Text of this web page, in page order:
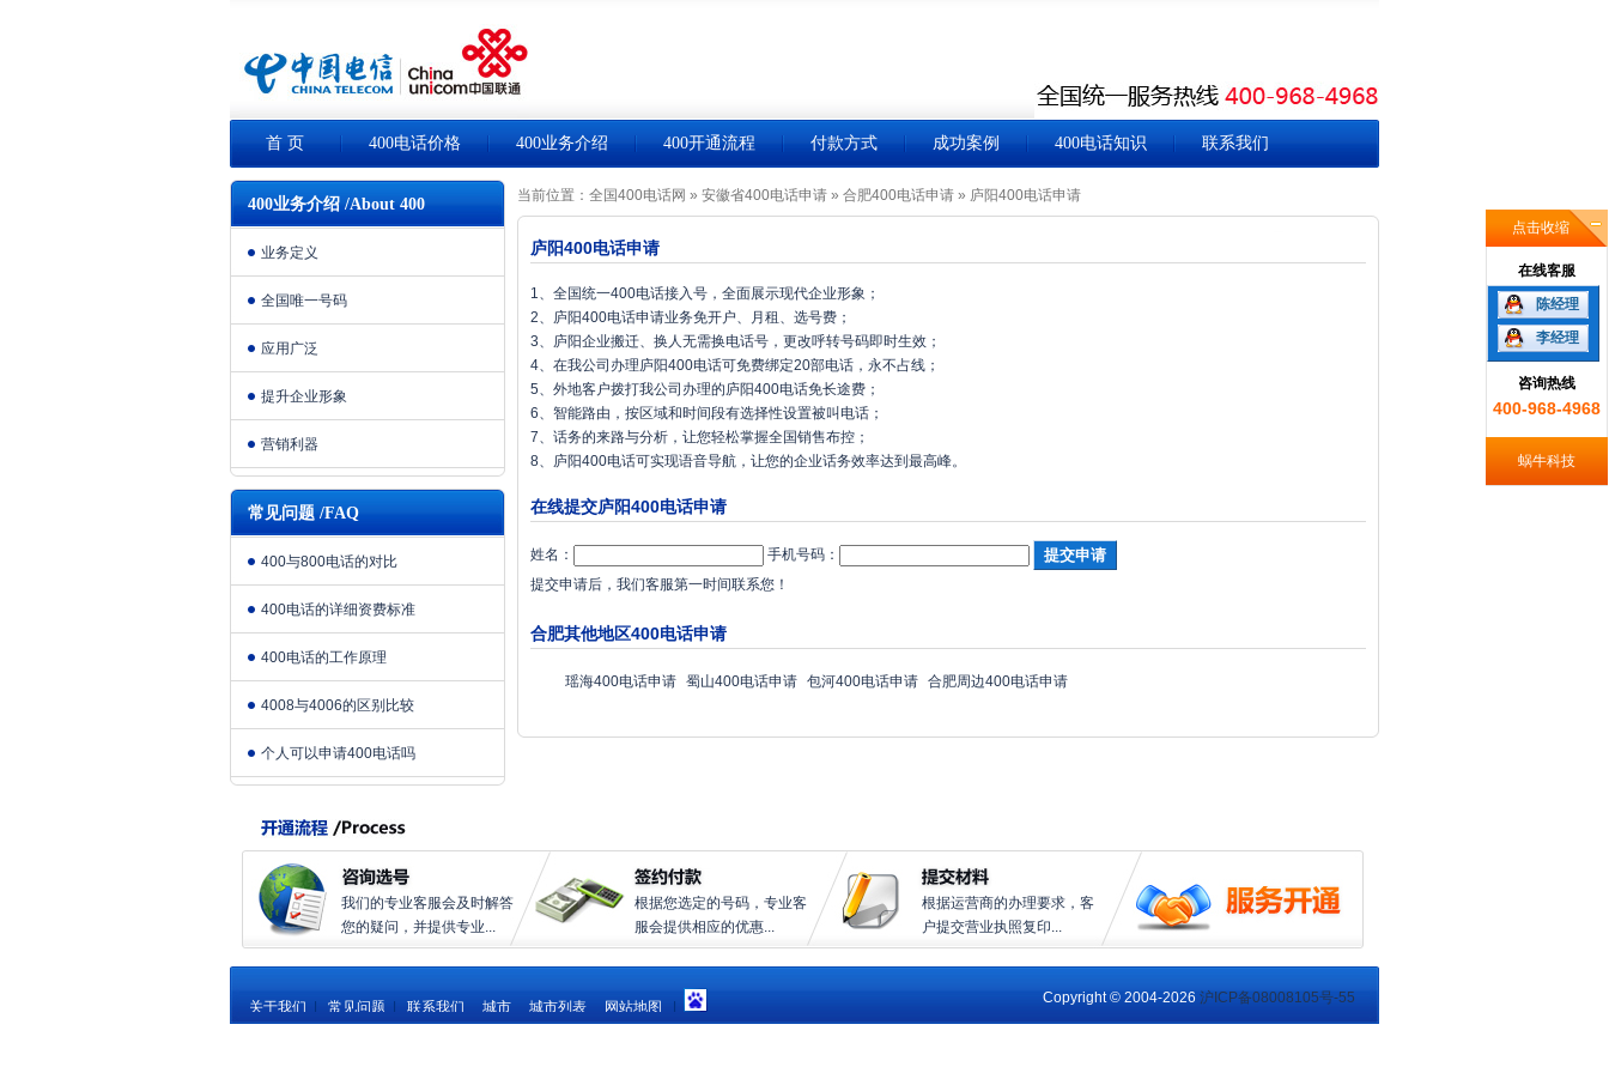
首 页 400电话价格 400业务介绍 400开通流程 付款方式 成功案例 400电话知识 联系我们
400业务介绍 /About 400
业务定义
全国唯一号码
应用广泛
提升企业形象
营销利器
常见问题 /FAQ
400与800电话的对比
400电话的详细资费标准
400电话的工作原理
4008与4006的区别比较
个人可以申请400电话吗
当前位置： 全国400电话网 » 安徽省400电话申请 » 合肥400电话申请 » 庐阳400电话申请
庐阳400电话申请
1、全国统一400电话接入号，全面展示现代企业形象；
2、庐阳400电话申请业务免开户、月租、选号费；
3、庐阳企业搬迁、换人无需换电话号，更改呼转号码即时生效；
4、在我公司办理庐阳400电话可免费绑定20部电话，永不占线；
5、外地客户拨打我公司办理的庐阳400电话免长途费；
6、智能路由，按区域和时间段有选择性设置被叫电话；
7、话务的来路与分析，让您轻松掌握全国销售布控；
8、庐阳400电话可实现语音导航，让您的企业话务效率达到最高峰。
在线提交庐阳400电话申请
姓名：
手机号码：
提交申请后，我们客服第一时间联系您！
合肥其他地区400电话申请
瑶海400电话申请 蜀山400电话申请 包河400电话申请 合肥周边400电话申请
我们的专业客服会及时解答
您的疑问，并提供专业...
根据您选定的号码，专业客
服会提供相应的优惠...
根据运营商的办理要求，客
户提交营业执照复印...
关于我们 常见问题 联系我们 城市 城市列表 网站地图
点击收缩
在线客服
陈经理
李经理
咨询热线
400-968-4968
蜗牛科技
Copyright © 2004-2026 沪ICP备08008105号-55